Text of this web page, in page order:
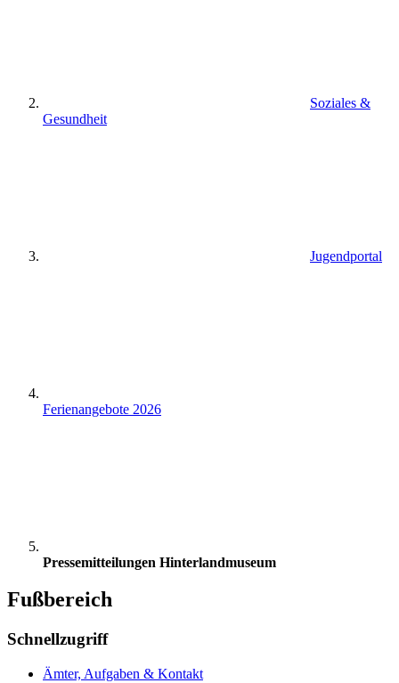
Soziales &
Gesundheit
Jugendportal
Ferienangebote 2026
Pressemitteilungen Hinterlandmuseum
Fußbereich
Schnellzugriff
Ämter, Aufgaben & Kontakt